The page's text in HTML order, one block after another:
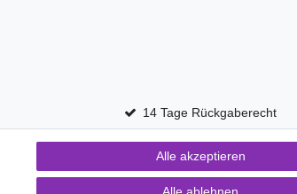
14 Tage Rückgaberecht
Alle akzeptieren